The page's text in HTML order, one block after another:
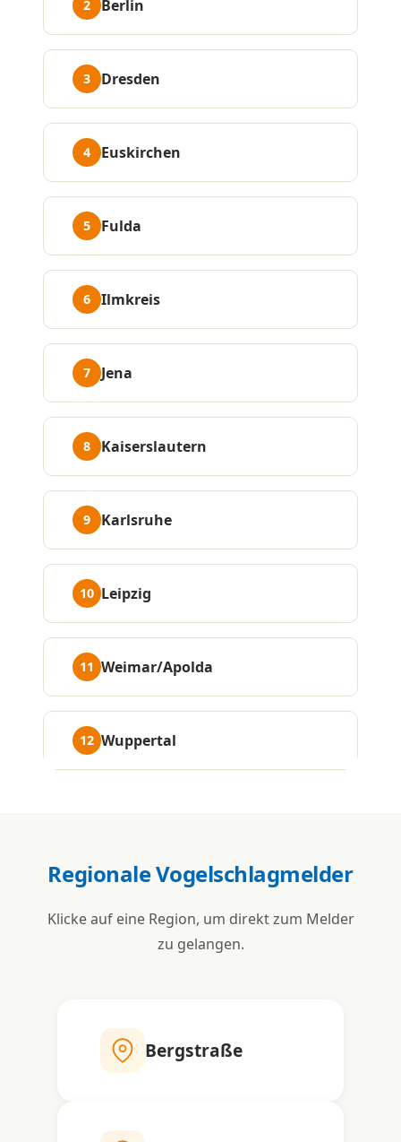
2 Berlin
3 Dresden
4 Euskirchen
5 Fulda
6 Ilmkreis
7 Jena
8 Kaiserslautern
9 Karlsruhe
10 Leipzig
11 Weimar/Apolda
12 Wuppertal
Regionale Vogelschlagmelder
Klicke auf eine Region, um direkt zum Melder
zu gelangen.
Bergstraße